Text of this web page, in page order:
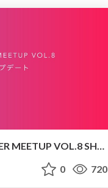
[2/5 東京開催] SHIFTER MEETUP VOL.8 SHIFTERの基本と最新アップデート
0 720